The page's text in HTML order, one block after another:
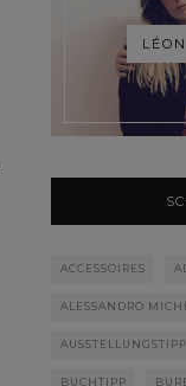
ACCESSOIRES
ALESSANDRO
AUSSTELLUNGSTIPP
BUCHTIPP